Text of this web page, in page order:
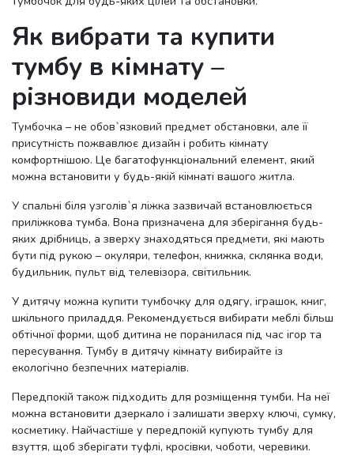
Як вибрати та купити
тумбу в кімнату –
різновиди моделей
Тумбочка – не обов`язковий предмет обстановки, але її
присутність пожвавлює дизайн і робить кімнату
комфортнішою. Це багатофункціональний елемент, який
можна встановити у будь-якій кімнаті вашого житла.
У спальні біля узголів`я ліжка зазвичай встановлюється
приліжкова тумба. Вона призначена для зберігання будь-
яких дрібниць, а зверху знаходяться предмети, які мають
бути під рукою – окуляри, телефон, книжка, склянка води,
будильник, пульт від телевізора, світильник.
У дитячу можна купити тумбочку для одягу, іграшок, книг,
шкільного приладдя. Рекомендується вибирати меблі більш
обтічної форми, щоб дитина не поранилася під час ігор та
пересування. Тумбу в дитячу кімнату вибирайте із
екологічно безпечних матеріалів.
Передпокій також підходить для розміщення тумби. На неї
можна встановити дзеркало і залишати зверху ключі, сумку,
косметику. Найчастіше у передпокій купують тумбу для
взуття, щоб зберігати туфлі, кросівки, чоботи, черевики.